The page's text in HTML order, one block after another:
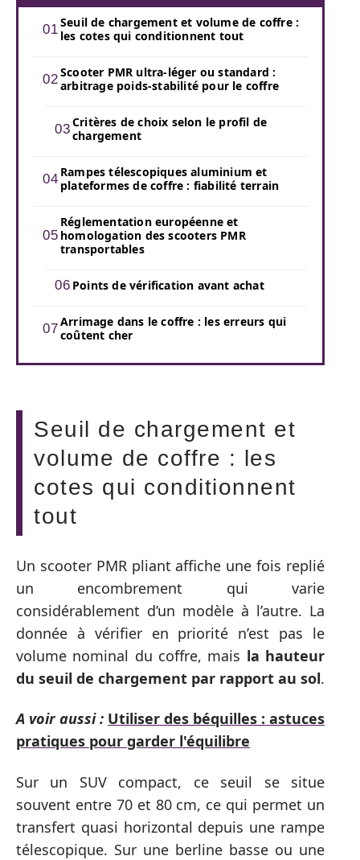
Seuil de chargement et volume de coffre :
les cotes qui conditionnent tout
Scooter PMR ultra-léger ou standard :
arbitrage poids-stabilité pour le coffre
Critères de choix selon le profil de
chargement
Rampes télescopiques aluminium et
plateformes de coffre : fiabilité terrain
Réglementation européenne et
homologation des scooters PMR
transportables
Points de vérification avant achat
Arrimage dans le coffre : les erreurs qui
coûtent cher
Seuil de chargement et
volume de coffre : les
cotes qui conditionnent
tout
Un scooter PMR pliant affiche une fois replié
un encombrement qui varie
considérablement d’un modèle à l’autre. La
donnée à vérifier en priorité n’est pas le
volume nominal du coffre, mais la hauteur
du seuil de chargement par rapport au sol.
A voir aussi : Utiliser des béquilles : astuces
pratiques pour garder l'équilibre
Sur un SUV compact, ce seuil se situe
souvent entre 70 et 80 cm, ce qui permet un
transfert quasi horizontal depuis une rampe
télescopique. Sur une berline basse ou une